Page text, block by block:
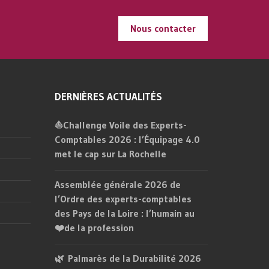
Nous contacter
DERNIÈRES ACTUALITÉS
⛵Challenge Voile des Experts-
Comptables 2026 : l’Équipage 4.0
met le cap sur La Rochelle
Assemblée générale 2026 de
l’Ordre des experts-comptables
des Pays de la Loire : l’humain au
❤️de la profession
🌿 Palmarès de la Durabilité 2026